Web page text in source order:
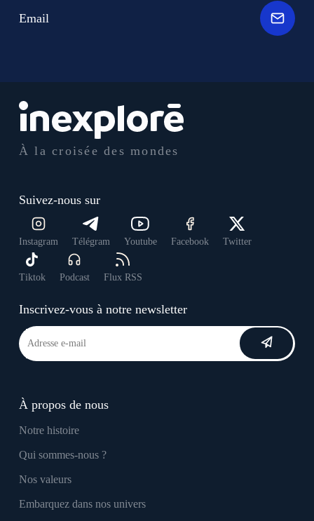
À la croisée des mondes
Suivez-nous sur
Instagram Télégram Youtube Facebook Twitter
Tiktok Podcast Flux RSS
Inscrivez-vous à notre newsletter
À propos de nous
Notre histoire
Qui sommes-nous ?
Nos valeurs
Embarquez dans nos univers
Email